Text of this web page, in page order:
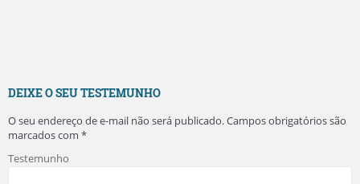
DEIXE O SEU TESTEMUNHO
O seu endereço de e-mail não será publicado.Campos obrigatórios são
marcados com *
Testemunho